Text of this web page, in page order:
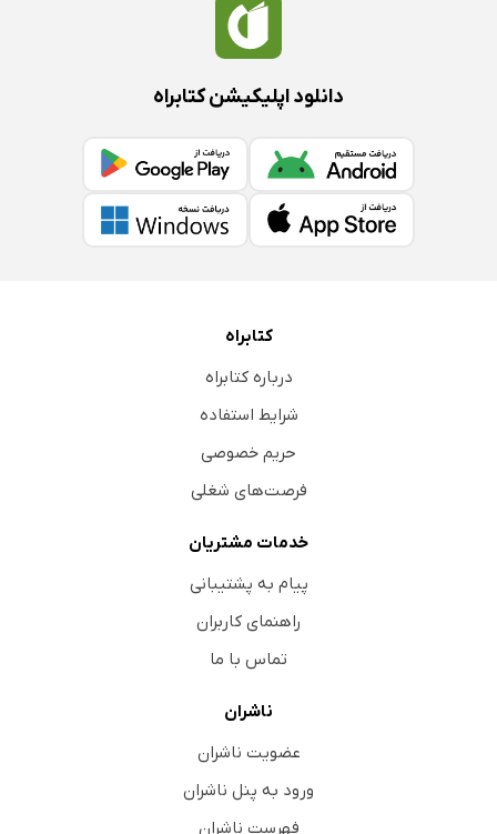
دانلود اپلیکیشن کتابراه
کتابراه
درباره کتابراه
شرایط استفاده
حریم خصوصی
فرصت‌های شغلی
خدمات مشتریان
پیام به پشتیبانی
راهنمای کاربران
تماس با ما
ناشران
عضویت ناشران
ورود به پنل ناشران
فهرست ناشران